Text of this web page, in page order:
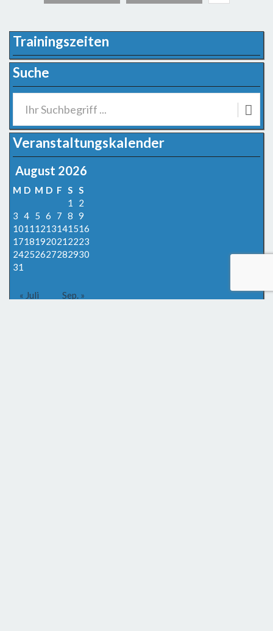
Trainingszeiten
Suche
Veranstaltungskalender
August 2026
M D M D F S S
1
2
3 4 5 6 7 8 9
10111213141516
17181920212223
24252627282930
31
« Juli Sep. »